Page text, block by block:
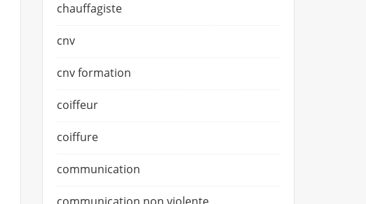
chauffagiste
cnv
cnv formation
coiffeur
coiffure
communication